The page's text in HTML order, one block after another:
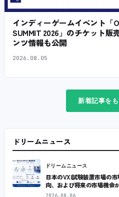
インディーゲームイベント「
SUMMIT 2026」のチケット販
ンツ情報も公開
2026.08.05
新着記事を
ドリームニュース
ドリームニュース
日本のVXI試験装置市場の
向、および将来の市場機会
2026.08.06